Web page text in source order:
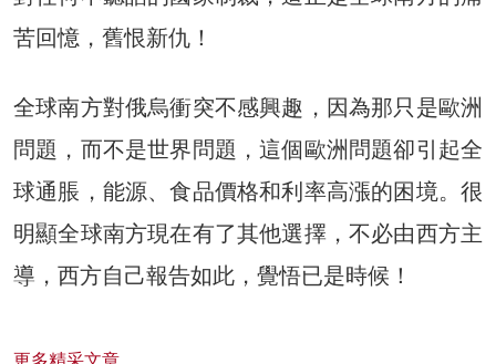
苦回憶，舊恨新仇！
全球南方對俄烏衝突不感興趣，因為那只是歐洲
問題，而不是世界問題，這個歐洲問題卻引起全
球通脹，能源、食品價格和利率高漲的困境。很
明顯全球南方現在有了其他選擇，不必由西方主
導，西方自己報告如此，覺悟已是時候！
更多精采文章